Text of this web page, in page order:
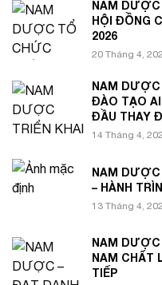
NAM
HỘI ĐỒNG
2026
20 Tháng 4,
NAM DƯỢC
ĐÀO TẠO AI
ĐẦU THAY
14 Tháng 4,
NAM DƯỢC
– HÀNH
13 Tháng 4,
NAM DƯỢC
NAM CHẤT
TIẾP